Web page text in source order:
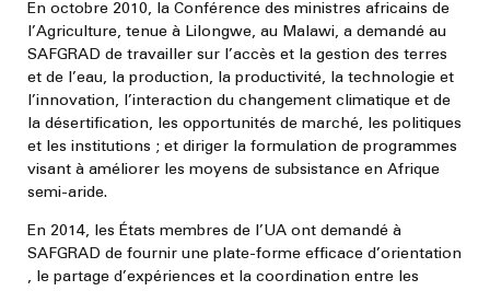
En octobre 2010, la Conférence des ministres africains de
l’Agriculture , tenue à Lilongwe, au Malawi, a demandé au
SAFGRAD de travailler sur l’accès et la gestion des terres
et de l’eau, la production, la productivité, la technologie et
l’innovation, l’interaction du changement climatique et de
la désertification, les opportunités de marché, les politiques
et les institutions ; et diriger la formulation de programmes
visant à améliorer les moyens de subsistance en Afrique
semi-aride.
En 2014, les États membres de l’UA ont demandé à
SAFGRAD de fournir une plate-forme efficace d’orientation
, le partage d’expériences et la coordination entre les